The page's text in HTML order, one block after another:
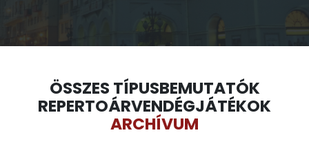
ÖSSZES TÍPUSBEMUTATÓK
REPERTOÁRVENDÉGJÁTÉKOK
ARCHÍVUM